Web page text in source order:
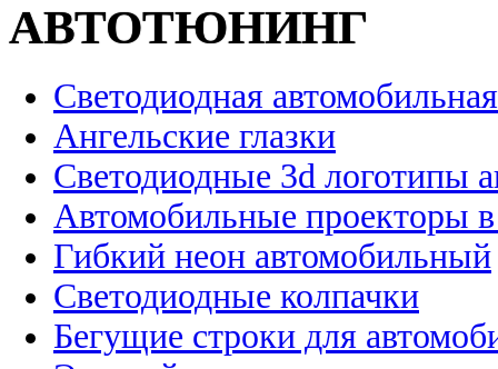
АВТОТЮНИНГ
Светодиодная
Ангельские глазки
Светодиодные 3d логотипы
Автомобильные проекторы
Гибкий неон автомобильный
Светодиодные колпачки
Бегущие строки для